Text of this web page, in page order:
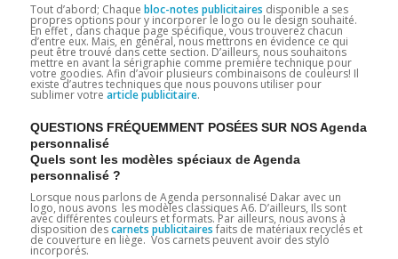
Tout d’abord; Chaque bloc-notes publicitaires disponible a ses
propres options pour y incorporer le logo ou le design souhaité.
En effet , dans chaque page spécifique, vous trouverez chacun
d’entre eux. Mais, en général, nous mettrons en évidence ce qui
peut être trouvé dans cette section. D’ailleurs, nous souhaitons
mettre en avant la sérigraphie comme première technique pour
votre goodies. Afin d’avoir plusieurs combinaisons de couleurs! Il
existe d’autres techniques que nous pouvons utiliser pour
sublimer votre article publicitaire.
QUESTIONS FRÉQUEMMENT POSÉES SUR NOS Agenda
personnalisé
Quels sont les modèles spéciaux de Agenda
personnalisé ?
Lorsque nous parlons de Agenda personnalisé Dakar avec un
logo, nous avons les modèles classiques A6. D’ailleurs, Ils sont
avec différentes couleurs et formats. Par ailleurs, nous avons à
disposition descarnets publicitaires faits de matériaux recyclés et
de couverture en liège. Vos carnets peuvent avoir des stylo
incorporés.